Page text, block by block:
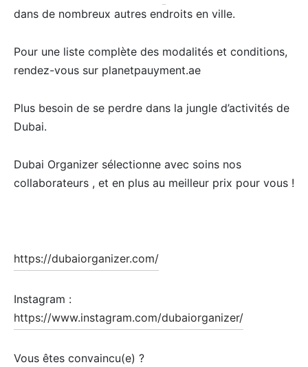
dans de nombreux autres endroits en ville.
Pour une liste complète des modalités et conditions,
rendez-vous sur planetpauyment.ae
Plus besoin de se perdre dans la jungle d’activités de
Dubai.
Dubai Organizer sélectionne avec soins nos
collaborateurs , et en plus au meilleur prix pour vous !
https://dubaiorganizer.com/
Instagram :
https://www.instagram.com/dubaiorganizer/
Vous êtes convaincu(e) ?